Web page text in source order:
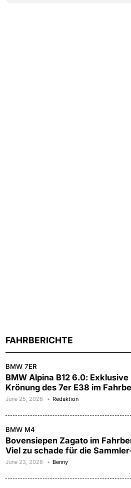
FAHRBERICHTE
BMW 7ER
BMW Alpina B12 6.0: Exklusive
Krönung des 7er E38 im
June 25, 2026 Redaktion
BMW M4
Bovensiepen Zagato im
Viel zu schade für die
June 23, 2026 Benny